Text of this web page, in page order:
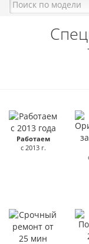
Работаем
с 2013 г.